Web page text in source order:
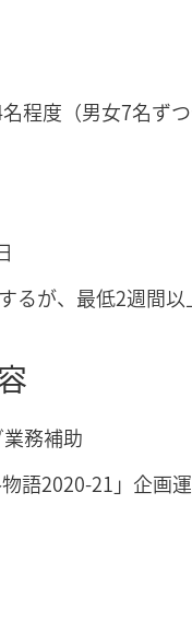
程度（男女7名ずつ
が、最低2週間以
務補助
語2020-21」企画